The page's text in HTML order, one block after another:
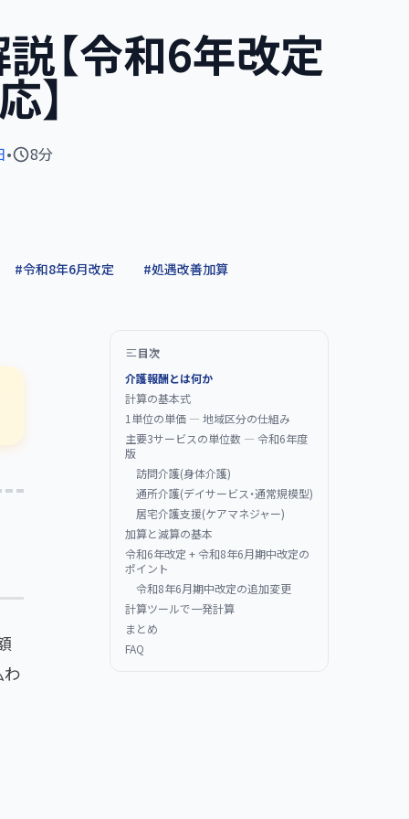
【令和6年改定
】
• 8分
#令和8年6月改定 #処遇改善加算
わ
目次
介護報酬とは何か
計算の基本式
1単位の単価 — 地域区分の仕組み
主要3サービスの単位数 — 令和6年度
版
訪問介護(身体介護)
通所介護(デイサービス・通常規模型)
居宅介護支援(ケアマネジャー)
加算と減算の基本
令和6年改定 + 令和8年6月期中改定の
ポイント
令和8年6月期中改定の追加変更
計算ツールで一発計算
まとめ
FAQ